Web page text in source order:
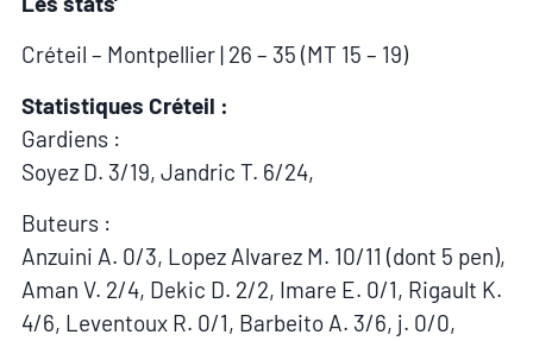
Créteil – Montpellier | 26 – 35 (MT 15 – 19)
Statistiques Créteil :
Gardiens :
Soyez D. 3/19, Jandric T. 6/24,
Buteurs :
Anzuini A. 0/3, Lopez Alvarez M. 10/11 (dont 5 pen),
Aman V. 2/4, Dekic D. 2/2, Imare E. 0/1, Rigault K.
4/6, Leventoux R. 0/1, Barbeito A. 3/6, j. 0/0,